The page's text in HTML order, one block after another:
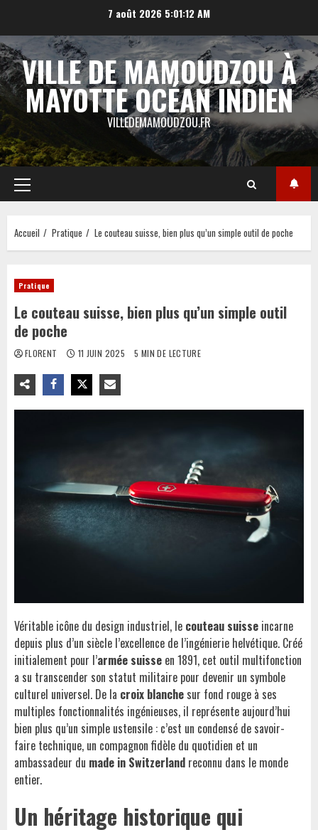
contenu
7 août 2026 5:01:13 AM
VILLE DE MAMOUDZOU À
MAYOTTE OCÉAN INDIEN
VILLEDEMAMOUDZOU.FR
Menu
principal
Accueil Pratique Le couteau suisse, bien plus qu’un simple outil de poche
Pratique
Le couteau suisse, bien plus qu’un simple outil
de poche
FLORENT 11 JUIN 2025 5 MIN DE LECTURE
Véritable icône du design industriel, le couteau suisse incarne
depuis plus d’un siècle l’excellence de l’ingénierie helvétique. Créé
initialement pour l’armée suisse en 1891, cet outil multifonction
a su transcender son statut militaire pour devenir un symbole
culturel universel. De la croix blanche sur fond rouge à ses
multiples fonctionnalités ingénieuses, il représente aujourd’hui
bien plus qu’un simple ustensile : c’est un condensé de savoir-
faire technique, un compagnon fidèle du quotidien et un
ambassadeur du made in Switzerland reconnu dans le monde
entier.
Un héritage historique qui